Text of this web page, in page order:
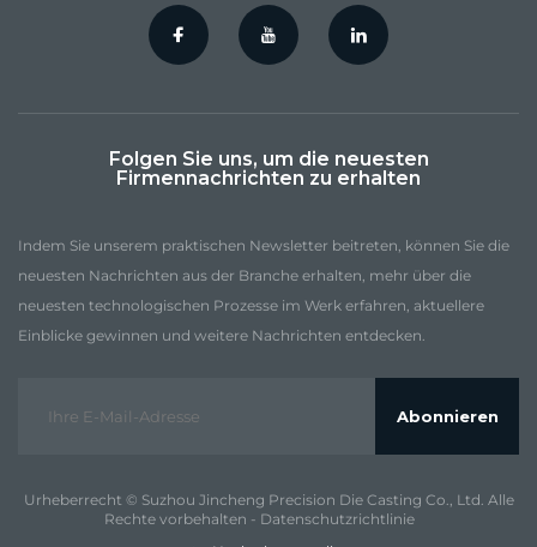
Folgen Sie uns, um die neuesten
Firmennachrichten zu erhalten
Indem Sie unserem praktischen Newsletter beitreten, können Sie die
neuesten Nachrichten aus der Branche erhalten, mehr über die
neuesten technologischen Prozesse im Werk erfahren, aktuellere
Einblicke gewinnen und weitere Nachrichten entdecken.
Abonnieren
Urheberrecht © Suzhou Jincheng Precision Die Casting Co., Ltd. Alle
Rechte vorbehalten - Datenschutzrichtlinie